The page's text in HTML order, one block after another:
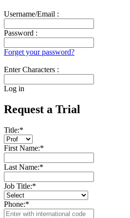
Username/Email :
Password :
Forget your password?
Enter Characters :
Log in
Request a Trial
Title:*
First Name:*
Last Name:*
Job Title:*
Phone:*